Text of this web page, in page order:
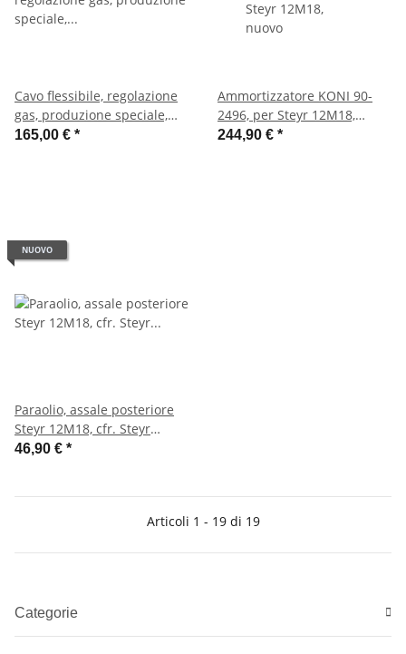
Cavo flessibile, regolazione
gas, produzione speciale,
nuovo, ricambio per MAN
165,00 € *
Ammortizzatore KONI 90-
2496, per Steyr 12M18,
nuovo
244,90 € *
NUOVO
Paraolio, assale posteriore
Steyr 12M18, cfr. Steyr
190003070045 / MAN
46,90 € *
Articoli 1 - 19 di 19
Categorie